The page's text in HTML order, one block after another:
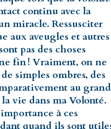
continu avec la
miracle. Ressusciter
aux aveugles et autres
pas des choses
fin ! Vraiment, on ne
simples ombres, des
au grand
vie dans ma Volonté.
à ces
quand ils sont